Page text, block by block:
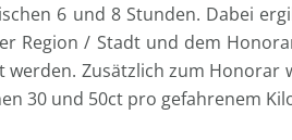
6 und 8 Stunden. Dabei
Region / Stadt und dem
Zusätzlich zum
30 und 50ct pro gefahrenem